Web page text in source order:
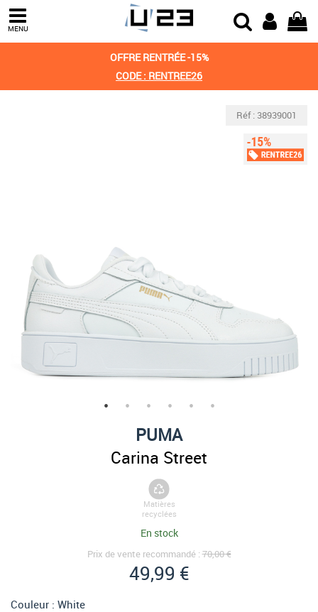
MENU
OFFRE RENTRÉE -15%
CODE : RENTREE26
Réf : 38939001
PUMA
Carina Street
Matières
recyclées
En stock
Prix de vente recommandé :70,00 €
49,99 €
Couleur : White